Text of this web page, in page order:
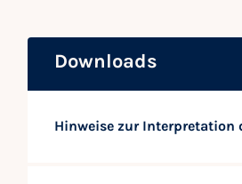
Downloads
Hinweise zur Interpretation